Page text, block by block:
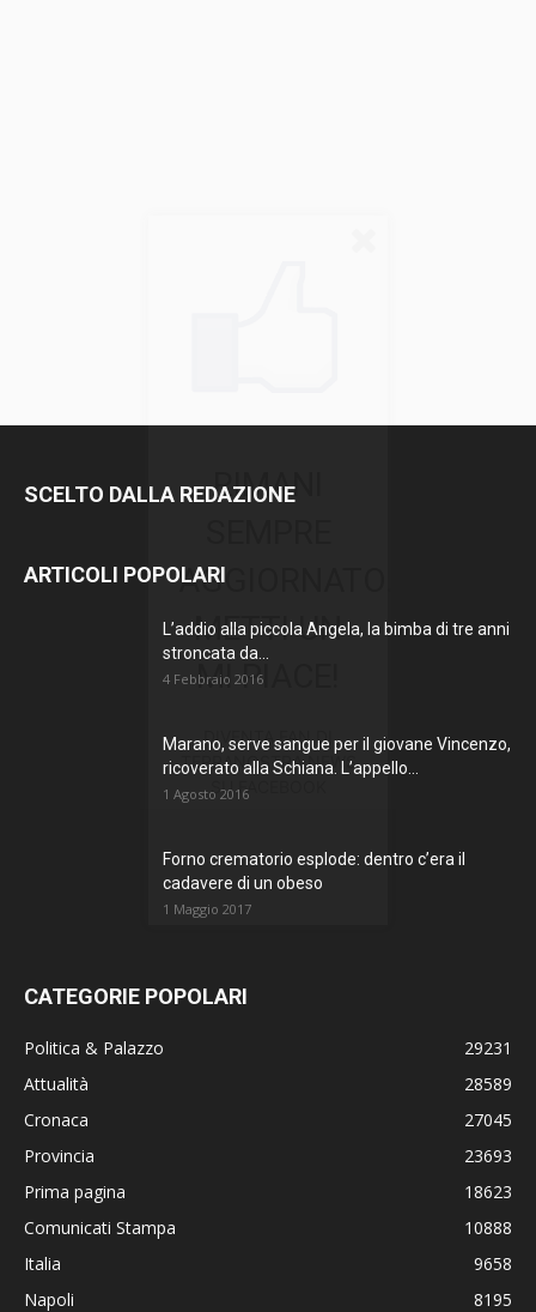
SCELTO DALLA REDAZIONE
ARTICOLI POPOLARI
L’addio alla piccola Angela, la bimba di tre anni
stroncata da...
4 Febbraio 2016
Marano, serve sangue per il giovane Vincenzo,
ricoverato alla Schiana. L’appello...
1 Agosto 2016
Forno crematorio esplode: dentro c’era il
cadavere di un obeso
1 Maggio 2017
CATEGORIE POPOLARI
Politica & Palazzo
29231
Attualità
28589
Cronaca
27045
Provincia
23693
Prima pagina
18623
Comunicati Stampa
10888
Italia
9658
Napoli
8195
RIMANI
AGGIORNATO.
METTI UN
MI PIACE!
DIVENTA FAN DI
TERRANOSTRA NEWS
SU FACEBOOK